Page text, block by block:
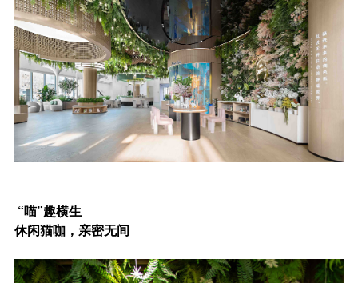
“喵”趣横生
休闲猫咖，亲密无间